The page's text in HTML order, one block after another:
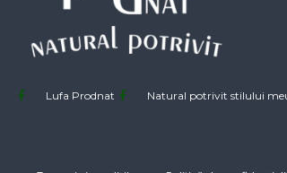
Lufa Prodnat Natural potrivit stilului